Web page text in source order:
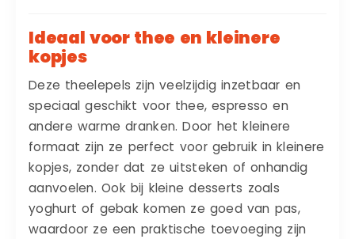
Ideaal voor thee en kleinere
kopjes
Deze theelepels zijn veelzijdig inzetbaar en
speciaal geschikt voor thee, espresso en
andere warme dranken. Door het kleinere
formaat zijn ze perfect voor gebruik in kleinere
kopjes, zonder dat ze uitsteken of onhandig
aanvoelen. Ook bij kleine desserts zoals
yoghurt of gebak komen ze goed van pas,
waardoor ze een praktische toevoeging zijn